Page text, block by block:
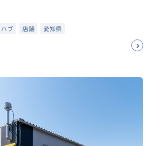
ブ 店舗 愛知県